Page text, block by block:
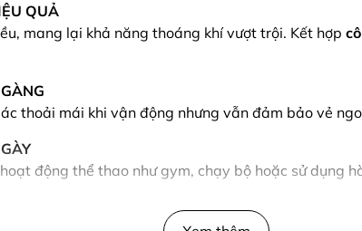
QUẢ
mang lại khả năng thoáng khí vượt trội. Kết hợp
thoải mái khi vận động nhưng vẫn đảm bảo vẻ
động thể thao như gym, chạy bộ hoặc sử dụng